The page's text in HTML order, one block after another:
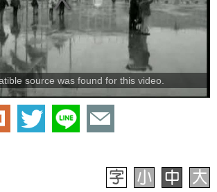
source was found for this video.